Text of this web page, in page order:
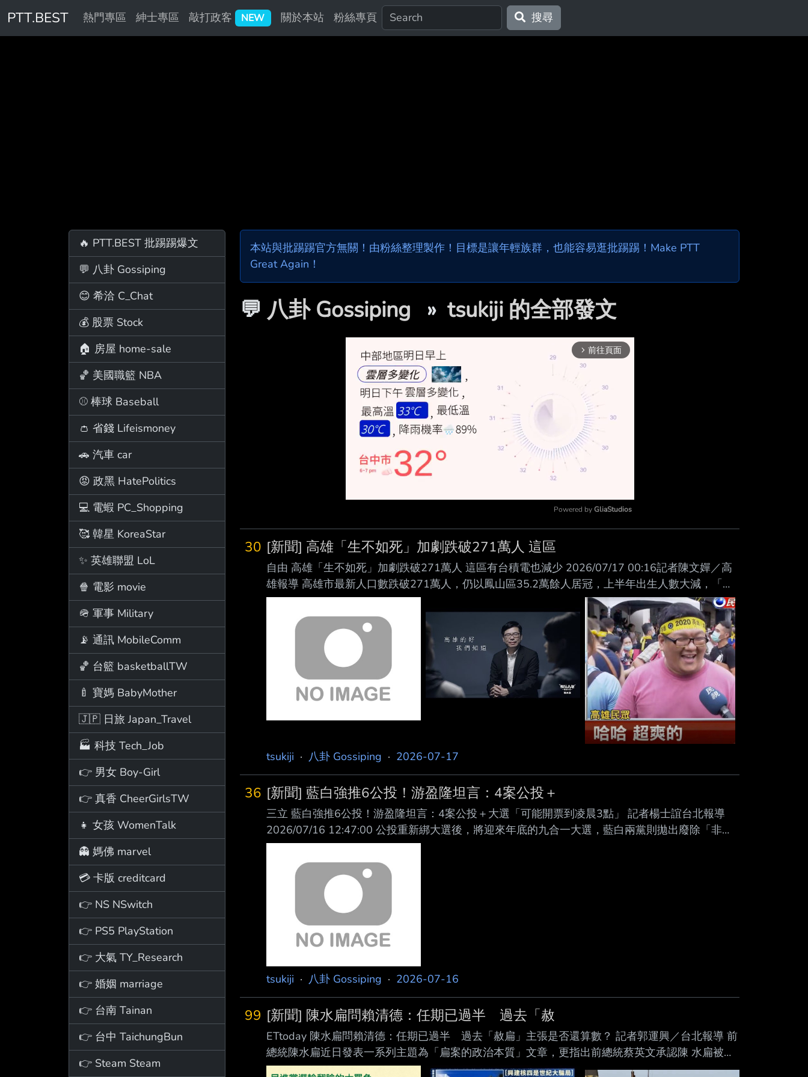
PTT.BEST 熱門專區 紳士專區 敲打政客 NEW 關於本站 粉絲專頁 搜尋
🔥 PTT.BEST 批踢踢爆文
💬 八卦 Gossiping
😊 希洽 C_Chat
💰 股票 Stock
🏠 房屋 home-sale
🏀 美國職籃 NBA
⚾ 棒球 Baseball
👛 省錢 Lifeismoney
🚗 汽車 car
😡 政黑 HatePolitics
💻 電蝦 PC_Shopping
🥰 韓星 KoreaStar
✨ 英雄聯盟 LoL
🍿 電影 movie
🪖 軍事 Military
📡 通訊 MobileComm
🏀 台籃 basketballTW
🍼 寶媽 BabyMother
🇯🇵 日旅 Japan_Travel
🏭 科技 Tech_Job
👉 男女 Boy-Girl
👉 真香 CheerGirlsTW
👧 女孩 WomenTalk
👻 媽佛 marvel
💳 卡版 creditcard
👉 NS NSwitch
👉 PS5 PlayStation
👉 大氣 TY_Research
👉 婚姻 marriage
👉 台南 Tainan
👉 台中 TaichungBun
👉 Steam Steam
本站與批踢踢官方無關！由粉絲整理製作！目標是讓年輕族群，也能容易逛批踢踢！Make PTT
Great Again！
💬 八卦 Gossiping » tsukiji 的全部發文
arrow_forward_ios 前往頁面
Powered by GliaStudios
30 [新聞] 高雄「生不如死」加劇跌破271萬人 這區
自由 高雄「生不如死」加劇跌破271萬人 這區有台積電也減少 2026/07/17 00:16記者陳文嬋／高
雄報導 高雄市最新人口數跌破271萬人，仍以鳳山區35.2萬餘人居冠，上半年出生人數大減，「生
不如死」加劇，擴大人口負成長，連近年因台積電加持人口逐年成長的楠梓區，竟受到自然 減少影
響呈現人口減少。 高雄人口數270萬9973人，女性138萬餘人，比男性132萬餘人多。上半年人口
數減少8572人 ，遷入人數5萬餘人比遷出人數5.2萬餘人減11519人，整體遷入人數雖少於遷出人
數，仍屬 於正常遷徙現
tsukiji · 八卦 Gossiping · 2026-07-17
36 [新聞] 藍白強推6公投！游盈隆坦言：4案公投＋
三立 藍白強推6公投！游盈隆坦言：4案公投＋大選「可能開票到凌晨3點」 記者楊士誼台北報導
2026/07/16 12:47:00 公投重新綁大選後，將迎來年底的九合一大選，藍白兩黨則拋出廢除「非核
家園」、鞭刑、 反廢死等六項公投，皆有待立法院協商。中選會主委游盈隆今（16）日在質詢時表
示，九合 一加上一案公投可以在當天開票完畢，若有兩案公投，勢必超過午夜12時才開完票；若有
三 案，勢必開票到凌晨1、2點，如有四個案子更可能到2、3點，這是客觀現實。 在野陣營已經推
出安樂死、反廢死、廢除非核家園、交通罰款專
tsukiji · 八卦 Gossiping · 2026-07-16
99 [新聞] 陳水扁問賴清德：任期已過半 過去「赦
ETtoday 陳水扁問賴清德：任期已過半 過去「赦扁」主張是否還算數？ 記者郭運興／台北報導 前
總統陳水扁近日發表一系列主題為「扁案的政治本質」文章，更指出前總統蔡英文承認陳 水扁被關
押對民進黨也有好處。未料，陳水扁今（29日）再度更新該系列表示，唯一公開主 張並籲請特赦阿